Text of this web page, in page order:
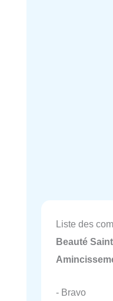
Liste des
Beauté
- Bravo